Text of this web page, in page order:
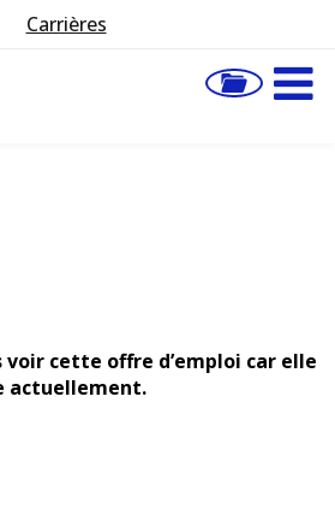
Carrières
voir cette offre d’emploi car elle
actuellement.